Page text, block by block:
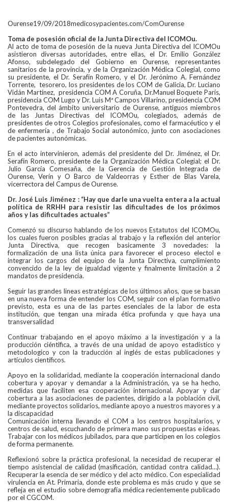
Ourense19/09/2018medicosypacientes.com/ComOurense
Toma de posesión oficial de la Junta Directiva del ICOMOu.
Al acto de toma de posesión de la nueva Junta Directiva del ICOMOu
asistieron diversas autoridades, entre ellas, el Dr. Emilio González
Afonso, subdelegado del Gobierno en Ourense, representantes
sanitarios de la provincia, y de la Organización Médica Colegial, como
su presidente, el Dr. Serafín Romero, y el Dr. Jerónimo A. Fernández
Torrente, tesorero, los presidentes de los COM de Galicia, Dr. Luciano
Vidán Martínez, presidencia COM A Coruña, Dr.Manuel Boquete París,
presidencia COM Lugo y Dr. Luis Mª Campos Villarino, presidencia COM
Pontevedra, del ámbito universitario de Ourense, antiguos miembros
de las Juntas Directivas del ICOMOu, colegiados, además de
presidentes de otros Colegios profesionales, como el farmacéutico y el
de enfermería , de Trabajo Social autonómico, junto con asociaciones
de pacientes autonómicas.
En el acto intervinieron, además del presidente del Dr. Jiménez, el Dr.
Serafín Romero, presidente de la Organización Médica Colegial; el Dr.
Julio García Comesaña, de la Gerencia de Gestión Integrada de
Ourense, Verín y O Barco de Valdeorras y Esther de Blas Varela,
vicerrectora del Campus de Ourense.
Dr. José Luis Jiménez : “Hay que darle una vuelta entera a la actual
política de RRHH para resistir las dificultades de los próximos
años y las dificultades actuales”
Comenzó su discurso hablando de los nuevos Estatutos del ICOMOu,
los cuales fueron posibles gracias al trabajo y la reflexión del anterior
Junta Directiva, que recogen basicamente 3 novedades: la
formalización de una lista única para favorecer el proceso electol e
integrar los cargos del equipo de la Junta Directiva, cumplimiento
convencido de la ley de igualdad vigente y finalmente limitación a 2
mandatos de presidencia.
Seguir las grandes lineas estratégicas de los últimos años, que se basan
en una nueva forma de entender los COM, seguir con el plan formativo
previsto, esta es una de las partes esenciales de la labor de esta
institución, que tengan una mirada ética profunda y que haya una
transversalidad
Continuar trabajando en el apoyo máximo a la investigación y a la
producción ciéntifica, a través de una unidad de apoyo estadístico y
metodologico y con la traducción al inglés de estas publicaciones y
artículos científicos.
Apoyo en la solidaridad, mediante la cooperación internacional dando
cobertura y apoyar y demandar a la Administración, ya se ha hecho,
medidas que faciliten esa cooperación internacional. Apoyar y dar
cobertura a las asociaciones de pacientes, dirigido a la población civil,
mediante proyectos solidarios, mediante apoyo a nuestros mayores y a
la discapacidad
Comunicación interna llevando el COM a los centros hospitalarios, y
centros de salud, escuchando de primera mano sus propuestas e ideas.
Trabajar con los médicos jubilados, para que participen en los colegios
de forma permanente.
Reflexionó sobre la práctica profesional, la necesidad de recuperar el
tiempo asistencial de calidad (masificación, cantidad contra calidad…).
Recuperar la esencia de ser médico y del acto médico. Con especialidad
virulencia en At. Primaria, donde este problema es más crudo y que se
refleja en el estudio sobre demografía médica recientemente publicado
por el CGCOM.